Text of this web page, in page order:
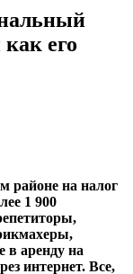
его
районе на налог
1 900
в аренду на
интернет. Все,